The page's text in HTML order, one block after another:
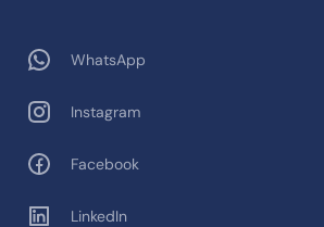
WhatsApp
Instagram
Facebook
LinkedIn